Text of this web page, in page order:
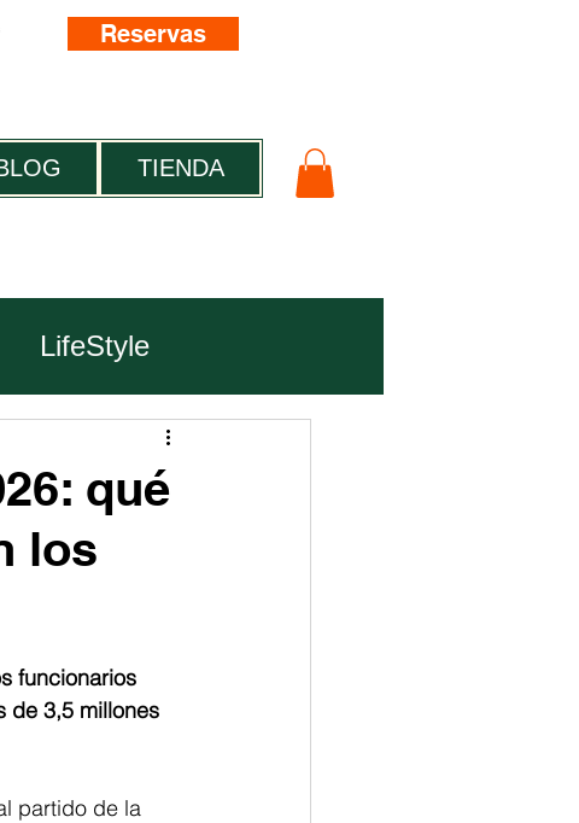
Reservas
TIENDA
LifeStyle
qué
los
funcionarios
de 3,5 millones
partido de la